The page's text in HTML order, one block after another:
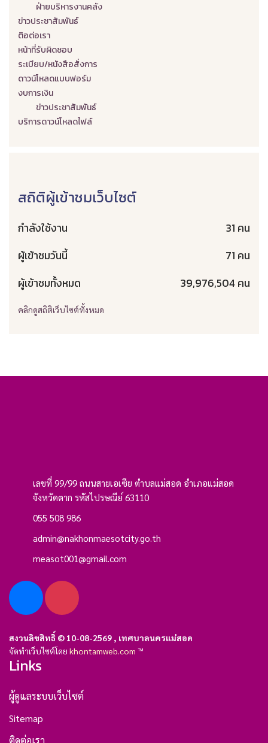
ฝ่ายบริหารงานคลัง
ข่าวประชาสัมพันธ์
ติอต่อเรา
หน้าที่รับผิดชอบ
ระเบียบ/หนังสือสั่งการ
ดาวน์โหลดแบบฟอร์ม
งบการเงิน
ข่าวประชาสัมพันธ์
บริการดาวน์โหลดไฟล์
สถิติผู้เข้าชมเว็บไซต์
กำลังใช้งาน
31 คน
ผู้เข้าชมวันนี้
71 คน
ผู้เข้าชมทั้งหมด
39,976,504 คน
คลิกดูสถิติเว็บไซต์ทั้งหมด
เลขที่ 99/99 ถนนสายเอเซีย ตำบลแม่สอด อำเภอแม่สอด
จังหวัดตาก รหัสไปรษณีย์ 63110
055 508 986
admin@nakhonmaesotcity.go.th
measot001@gmail.com
สงวนลิขสิทธิ์ © 10-08-2569 , เทศบาลนครแม่สอด
จัดทำเว็บไซต์โดย khontamweb.com ™
Links
ผู้ดูแลระบบเว็บไซต์
Sitemap
ติดต่อเรา